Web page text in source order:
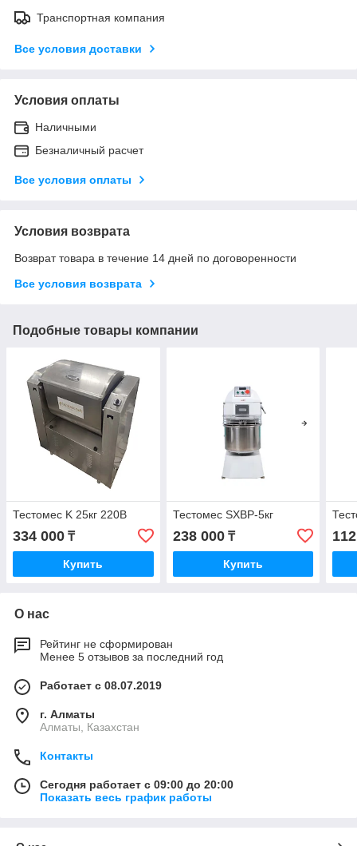
Транспортная компания
Все условия доставки
Условия оплаты
Наличными
Безналичный расчет
Все условия оплаты
Условия возврата
Возврат товара в течение 14 дней по договоренности
Все условия возврата
Подобные товары компании
Тестомес K 25кг 220В
334 000 ₸
Купить
Тестомес SXBP-5кг
238 000₸
Купить
О нас
Рейтинг не сформирован
Менее 5 отзывов за последний год
Работает с 08.07.2019
г. Алматы
Алматы, Казахстан
Контакты
Сегодня работает с 09:00 до 20:00
Показать весь график работы